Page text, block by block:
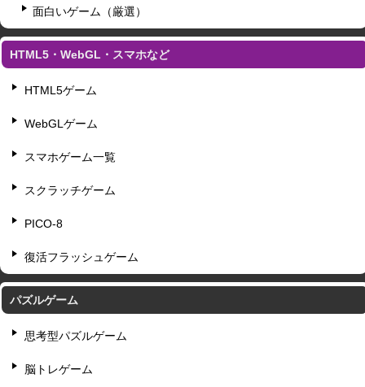
面白いゲーム（厳選）
HTML5・WebGL・スマホなど
HTML5ゲーム
WebGLゲーム
スマホゲーム一覧
スクラッチゲーム
PICO-8
復活フラッシュゲーム
パズルゲーム
思考型パズルゲーム
脳トレゲーム